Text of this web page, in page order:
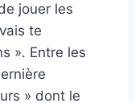
jouer les
te
». Entre les
» dont le